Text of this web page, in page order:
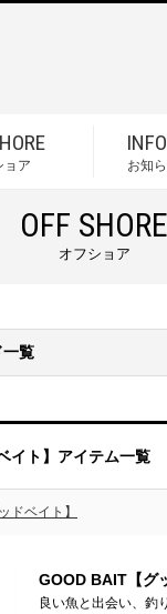
ョア お知
OFF SHORE
オフショア
一覧
イト】アイテム一覧
ドベイト】
GOOD BAIT【グ
良い魚と出会い、釣